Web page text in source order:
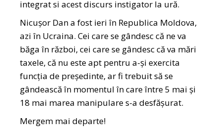
integrat si acest discurs instigator la ură.
Nicușor Dan a fost ieri în Republica Moldova,
azi în Ucraina. Cei care se gândesc că ne va
băga în război, cei care se gândesc că va mări
taxele, că nu este apt pentru a-și exercita
funcția de președinte, ar fi trebuit să se
gândească în momentul în care între 5 mai și
18 mai marea manipulare s-a desfășurat.
Mergem mai departe!